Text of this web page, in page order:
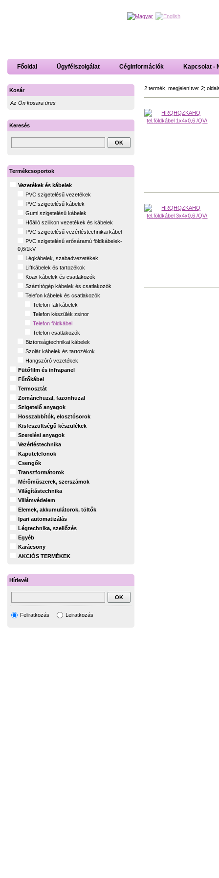
Főoldal Ügyfélszolgálat Céginformációk Kapcsolat -
2 termék, megjelenítve: 2;
Kosár
Az Ön kosara üres
Keresés
Termékcsoportok
Vezetékek és kábelek
PVC szigetelésű vezetékek
PVC szigetelésű kábelek
Gumi szigetelésű kábelek
Hőálló szilikon vezetékek és kábelek
PVC szigetelésű vezérléstechnikai kábel
PVC szigetelésű erősáramú földkábelek-
0,6/1kV
Légkábelek, szabadvezetékek
Liftkábelek és tartozékok
Koax kábelek és csatlakozók
Számítógép kábelek és csatlakozók
Telefon kábelek és csatlakozók
Telefon fali kábelek
Telefon készülék zsinor
Telefon földkábel
Telefon csatlakozók
Biztonságtechnikai kábelek
Szolár kábelek és tartozékok
Hangszóró vezetékek
Fütőfilm és infrapanel
Fűtőkábel
Termosztát
Zománchuzal, fazonhuzal
Szigetelő anyagok
Hosszabbítók, elosztósorok
Kisfeszültségű készülékek
Szerelési anyagok
Vezérléstechnika
Kaputelefonok
Csengők
Transzformátorok
Mérőműszerek, szerszámok
Világítástechnika
Villámvédelem
Elemek, akkumulátorok, töltők
Ipari automatizálás
Légtechnika, szellőzés
Egyéb
Karácsony
AKCIÓS TERMÉKEK
Hírlevél
Feliratkozás Leiratkozás